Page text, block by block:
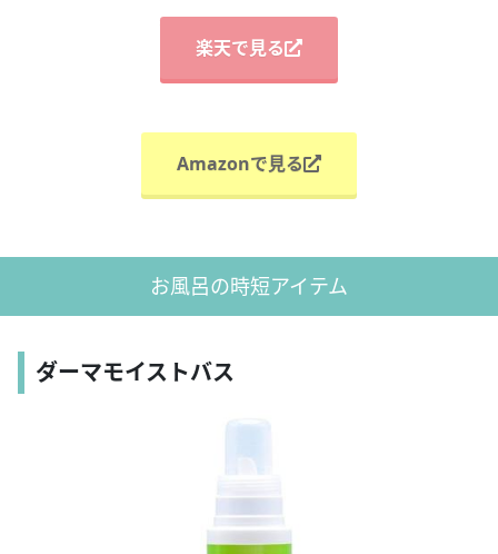
楽天で見る
Amazonで見る
お風呂の時短アイテム
ダーマモイストバス